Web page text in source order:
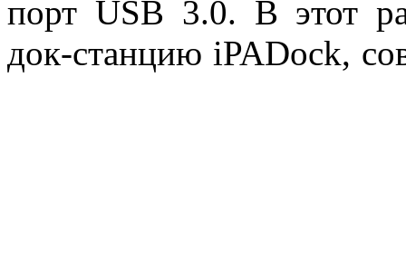
порт USB 3.0. В этот
док-станцию iPADock,